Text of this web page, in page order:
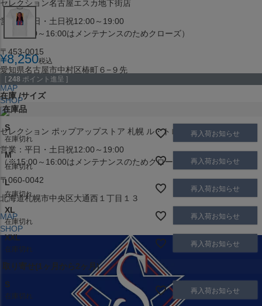
セレクション名古屋エスカ地下街店
営業：平日・土日祝12:00～19:00
（※15:00～16:00はメンテナンスのためクローズ）
〒453-0015
愛知県名古屋市中村区椿町６−９先
MAP
SHOP
セレクション ポップアップストア 札幌 ル・トロワ店
営業：平日・土日祝12:00～19:00
（※15:00～16:00はメンテナンスのためクローズ）
〒060-0042
北海道札幌市中央区大通西１丁目１３
MAP
SHOP
¥8,250税込
[ 248 ポイント進呈 ]
在庫 サイズ
在庫品
S
在庫切れ
再入荷お知らせ
M
在庫切れ
再入荷お知らせ
L
在庫切れ
再入荷お知らせ
XL
在庫切れ
再入荷お知らせ
XXL
在庫切れ
再入荷お知らせ
取り寄せ(1ヶ月から2ヶ月)
S
在庫切れ
再入荷お知らせ